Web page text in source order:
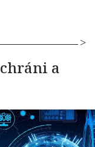
a